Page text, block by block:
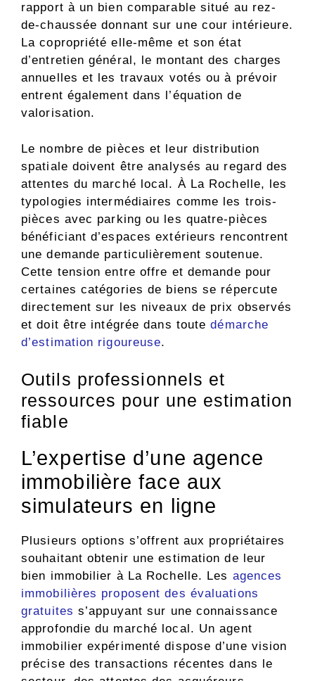
rapport à un bien comparable situé au rez-
de-chaussée donnant sur une cour intérieure.
La copropriété elle-même et son état
d’entretien général, le montant des charges
annuelles et les travaux votés ou à prévoir
entrent également dans l’équation de
valorisation.
Le nombre de pièces et leur distribution
spatiale doivent être analysés au regard des
attentes du marché local. À La Rochelle, les
typologies intermédiaires comme les trois-
pièces avec parking ou les quatre-pièces
bénéficiant d’espaces extérieurs rencontrent
une demande particulièrement soutenue.
Cette tension entre offre et demande pour
certaines catégories de biens se répercute
directement sur les niveaux de prix observés
et doit être intégrée dans toutedémarche
d’estimation rigoureuse.
Outils professionnels et
ressources pour une estimation
fiable
L’expertise d’une agence
immobilière face aux
simulateurs en ligne
Plusieurs options s’offrent aux propriétaires
souhaitant obtenir une estimation de leur
bien immobilier à La Rochelle. Les agences
immobilières proposent des évaluations
gratuites s’appuyant sur une connaissance
approfondie du marché local. Un agent
immobilier expérimenté dispose d’une vision
précise des transactions récentes dans le